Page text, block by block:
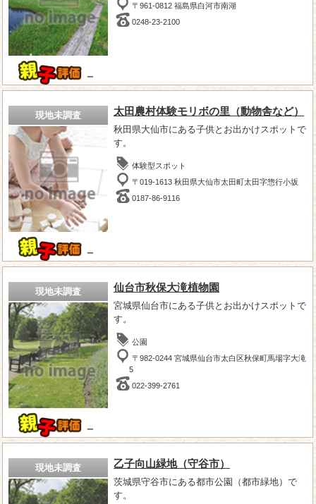
－
〒961-0812 福島県白河市南湖
0248-23-2100
現地未調査
－
太田農村体験モリボの里（動物舎など）
秋田県大仙市にある子供とお出かけスポットで
す。
体験型スポット
〒019-1613 秋田県大仙市太田町太田字惣行小坂
0187-86-9116
現地未調査
－
仙台市秋保大滝植物園
宮城県仙台市にある子供とお出かけスポットで
す。
公園
〒982-0244 宮城県仙台市太白区秋保町馬場字大滝
5
022-399-2761
現地未調査 乙子向山緑地（守谷市）
茨城県守谷市にある都市公園（都市緑地）で
す。